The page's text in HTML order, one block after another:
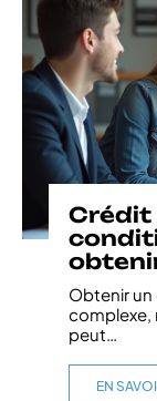
Crédit
Obtenir
complexe,
peut…
EN